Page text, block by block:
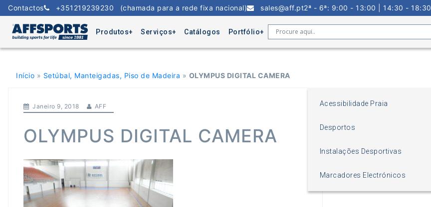
Skip
Contactos +351219239230 (chamada para a rede fixa nacional) sales@aff.pt2ª - 6ª: 9:00 - 13:00 | 14:30 - 18:30
Produtos Serviços Catálogos Portfólio
Início » Setúbal, Manteigadas, Piso de Madeira » OLYMPUS DIGITAL CAMERA
Janeiro 9, 2018 AFF
OLYMPUS DIGITAL CAMERA
Acessibilidade Praia
Desportos
Instalações Desportivas
Marcadores Electrónicos